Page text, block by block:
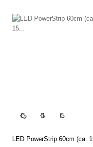
 
LED PowerStrip 60cm (ca.